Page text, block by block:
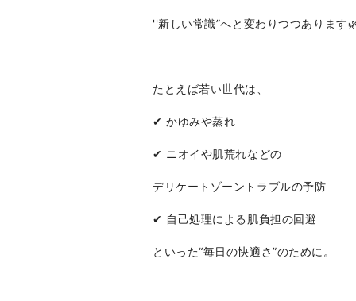
''新しい常識”へと変わりつつあります
たとえば若い世代は、
✔︎ かゆみや蒸れ
✔︎ ニオイや肌荒れなどの
デリケートゾーントラブルの予防
✔︎ 自己処理による肌負担の回避
といった“毎日の快適さ”のために。